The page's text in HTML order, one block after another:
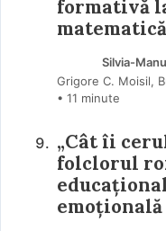
formativă
matematică
Silvia-
Grigore C. Moisil,
• 11 minute
„Cât îi
folclorul